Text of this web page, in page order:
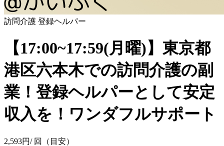
訪問介護 登録ヘルパー
【17:00~17:59(月曜)】東京都
港区六本木での訪問介護の副
業！登録ヘルパーとして安定
収入を！ワンダフルサポート
2,593円/ 回（目安）